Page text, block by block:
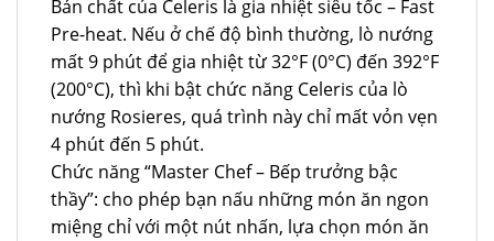
Bản chất của Celeris là gia nhiệt siêu tốc – Fast
Pre-heat. Nếu ở chế độ bình thường, lò nướng
mất 9 phút để gia nhiệt từ 32°F (0°C) đến 392°F
(200°C), thì khi bật chức năng Celeris của lò
nướng Rosieres, quá trình này chỉ mất vỏn vẹn
4 phút đến 5 phút.
Chức năng “Master Chef – Bếp trưởng bậc
thầy”: cho phép bạn nấu những món ăn ngon
miệng chỉ với một nút nhấn, lựa chọn món ăn